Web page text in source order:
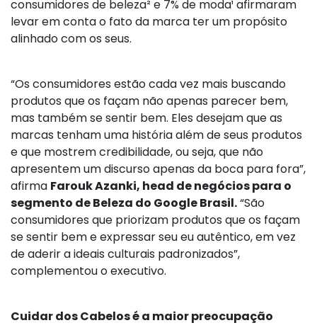
consumidores de beleza² e 7% de moda¹ afirmaram
levar em conta o fato da marca ter um propósito
alinhado com os seus.
“Os consumidores estão cada vez mais buscando
produtos que os façam não apenas parecer bem,
mas também se sentir bem. Eles desejam que as
marcas tenham uma história além de seus produtos
e que mostrem credibilidade, ou seja, que não
apresentem um discurso apenas da boca para fora”,
afirma Farouk Azanki, head de negócios para o
segmento de Beleza do Google Brasil.“São
consumidores que priorizam produtos que os façam
se sentir bem e expressar seu eu autêntico, em vez
de aderir a ideais culturais padronizados”,
complementou o executivo.
Cuidar dos Cabelos é a maior preocupação